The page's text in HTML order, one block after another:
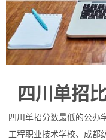
四川单招
四川单招分数最低的公办
工程职业技术学校、成都